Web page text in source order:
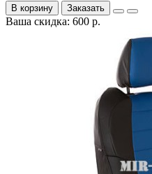
В корзину Заказать
Ваша скидка: 600 р.